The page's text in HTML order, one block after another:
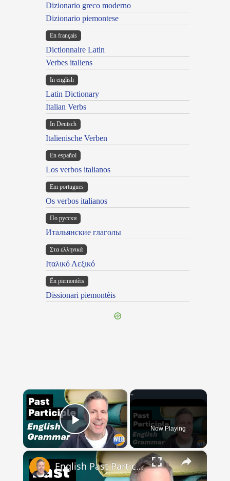
Dizionario greco moderno
Dizionario piemontese
En français
Dictionnaire Latin
Verbes italiens
In english
Latin Dictionary
Italian Verbs
In Deutsch
Italienische Verben
En español
Los verbos italianos
Em portugues
Os verbos italianos
По русски
Итальянские глаголы
Στα ελληνικά
Ιταλικό Λεξικό
Ën piemontèis
Dissionari piemontèis
×
Play Video Now Playing
×
English Past Participles | How to use correctly